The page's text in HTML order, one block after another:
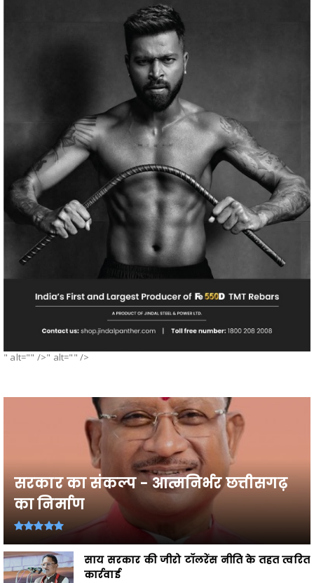
" alt="" />" alt="" />
सरकार का संकल्प - आत्मनिर्भर छत्तीसगढ़
का निर्माण
साय सरकार की जीरो टॉलरेंस नीति के तहत त्वरित
कार्रवाई